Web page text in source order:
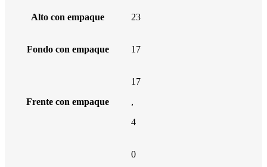
Alto con empaque 23
Fondo con empaque 17
Frente con empaque
17
,
4
0